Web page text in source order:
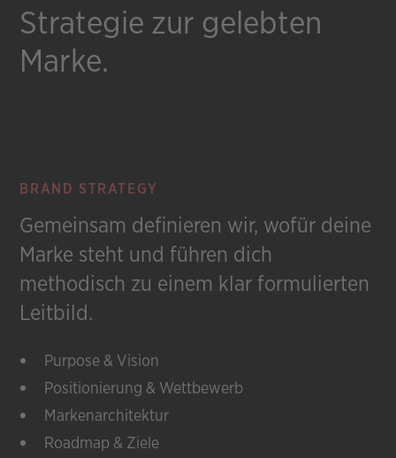
Strategie zur gelebten
Marke.
BRAND STRATEGY
Gemeinsam definieren wir, wofür deine
Marke steht und führen dich
methodisch zu einem klar formulierten
Leitbild.
Purpose & Vision
Positionierung & Wettbewerb
Markenarchitektur
Roadmap & Ziele